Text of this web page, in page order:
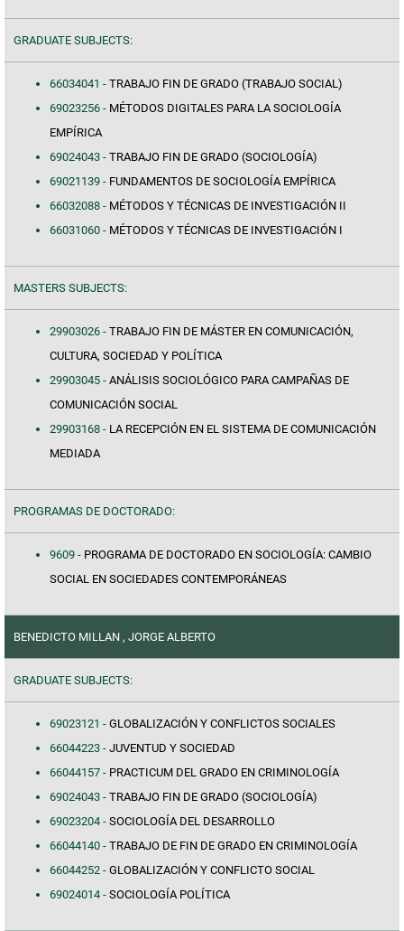
GRADUATE SUBJECTS:
66034041 - TRABAJO FIN DE GRADO (TRABAJO SOCIAL)
69023256 - MÉTODOS DIGITALES PARA LA SOCIOLOGÍA
EMPÍRICA
69024043 - TRABAJO FIN DE GRADO (SOCIOLOGÍA)
69021139 - FUNDAMENTOS DE SOCIOLOGÍA EMPÍRICA
66032088 - MÉTODOS Y TÉCNICAS DE INVESTIGACIÓN II
66031060 - MÉTODOS Y TÉCNICAS DE INVESTIGACIÓN I
MASTERS SUBJECTS:
29903026 - TRABAJO FIN DE MÁSTER EN COMUNICACIÓN,
CULTURA, SOCIEDAD Y POLÍTICA
29903045 - ANÁLISIS SOCIOLÓGICO PARA CAMPAÑAS DE
COMUNICACIÓN SOCIAL
29903168 - LA RECEPCIÓN EN EL SISTEMA DE COMUNICACIÓN
MEDIADA
PROGRAMAS DE DOCTORADO:
9609 - PROGRAMA DE DOCTORADO EN SOCIOLOGÍA: CAMBIO
SOCIAL EN SOCIEDADES CONTEMPORÁNEAS
BENEDICTO MILLAN , JORGE ALBERTO
GRADUATE SUBJECTS:
69023121 - GLOBALIZACIÓN Y CONFLICTOS SOCIALES
66044223 - JUVENTUD Y SOCIEDAD
66044157 - PRACTICUM DEL GRADO EN CRIMINOLOGÍA
69024043 - TRABAJO FIN DE GRADO (SOCIOLOGÍA)
69023204 - SOCIOLOGÍA DEL DESARROLLO
66044140 - TRABAJO DE FIN DE GRADO EN CRIMINOLOGÍA
66044252 - GLOBALIZACIÓN Y CONFLICTO SOCIAL
69024014 - SOCIOLOGÍA POLÍTICA